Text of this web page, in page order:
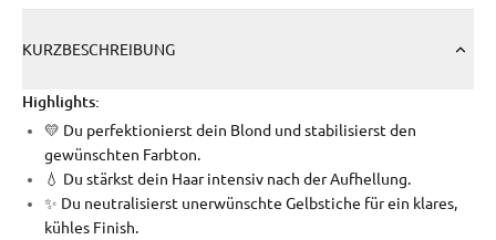
KURZBESCHREIBUNG
Highlights:
💛 Du perfektionierst dein Blond und stabilisierst den
gewünschten Farbton.
💧 Du stärkst dein Haar intensiv nach der Aufhellung.
✨ Du neutralisierst unerwünschte Gelbstiche für ein klares,
kühles Finish.